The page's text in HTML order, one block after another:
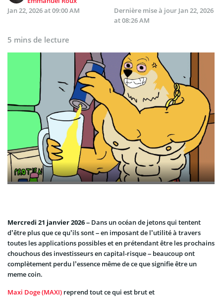
Jan 22, 2026 at 09:00 AM
Dernière mise à jour Jan 22, 2026
at 08:26 AM
5 mins de lecture
Mercredi 21 janvier 2026 – Dans un océan de jetons qui tentent
d’être plus que ce qu’ils sont – en imposant de l’utilité à travers
toutes les applications possibles et en prétendant être les prochains
chouchous des investisseurs en capital-risque – beaucoup ont
complètement perdu l’essence même de ce que signifie être un
meme coin.
Maxi Doge (MAXI) reprend tout ce qui est brut et